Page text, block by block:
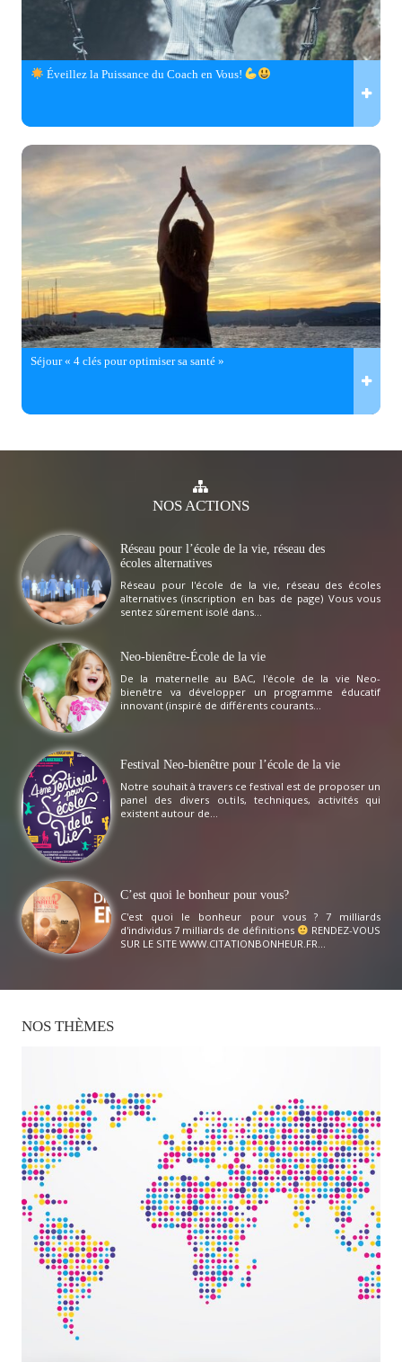
Éveillez la Puissance du Coach en Vous!
Séjour « 4 clés pour optimiser sa santé »
NOSACTIONS
Réseau pour l’école de la vie, réseau des
écoles alternatives
Réseau pour l'école de la vie, réseau des écoles
alternatives (inscription en bas de page) Vous vous
sentez sûrement isolé dans...
Neo-bienêtre-École de la vie
De la maternelle au BAC, l'école de la vie Neo-
bienêtre va développer un programme éducatif
innovant (inspiré de différents courants...
Festival Neo-bienêtre pour l’école de la vie
Notre souhait à travers ce festival est de proposer un
panel des divers outils, techniques, activités qui
existent autour de...
C’est quoi le bonheur pour vous?
C'est quoi le bonheur pour vous ? 7 milliards
d'individus 7 milliards de définitions
RENDEZ-VOUS
SUR LE SITE WWW.CITATIONBONHEUR.FR...
NOS THÈMES